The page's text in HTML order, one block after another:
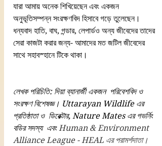
যারা আমায় অনেক শিখিয়েছেন এবং একজন
অনুভূতিসম্পন্ন সংরক্ষণবিদ হিসাবে গড়ে তুলেছেন।
ধন্যবাদ হাতি, বাঘ, গন্ডার, লেপার্ডও অন্য জীবেদের তাদের
সেরা কাজটা করার জন্য- আমাদের মত জটিল জীবেদের
সাথে সহাবস্হানে টিকে থাকা।
লেখক পরিচিতি: দিয়া ব্যানার্জী একজন  পরিবেশবিদ ও
সংরক্ষণ বিশেষজ্ঞ। Uttarayan Wildlife এর
প্রতিষ্ঠাতা ও  ডিরেক্টার, Nature Mates এর গভর্নিং
বডির সদস্য  এবং Human & Environment
Alliance League - HEAL এর পরামর্শদাতা।